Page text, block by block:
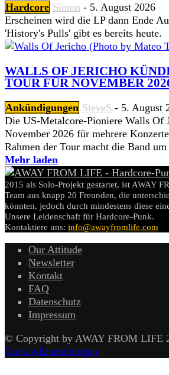
Hardcore Simon - 5. August 2026
Erscheinen wird die LP dann Ende
'History's Pulls' gibt es bereits heute.
WALLS OF JERICHO
TOUR FÜR NOVEMBER
Ankündigungen SteveS - 5. August
Die US-Metalcore-Pioniere Walls Of
November 2026 für mehrere
Rahmen der Tour macht die Band
Mehr laden
2015 als Solo-Projekt gestartet, ist AWAY
Team aus knapp 20 Freunden, die
könnten, jedoch durch mindestens diese
Unsere Leidenschaft für Hardcore-Punk.
Kontaktiere uns: info@awayfromlife.com
Our Attitude
Newsletter
Kontakt
FAQ
Datenschutz
Impressum
© Copyright by AWAY FROM LIFE
Cookie-Einstellungen